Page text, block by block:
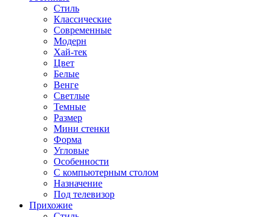
Стиль
Классические
Современные
Модерн
Хай-тек
Цвет
Белые
Венге
Светлые
Темные
Размер
Мини стенки
Форма
Угловые
Особенности
С компьютерным столом
Назначение
Под телевизор
Прихожие